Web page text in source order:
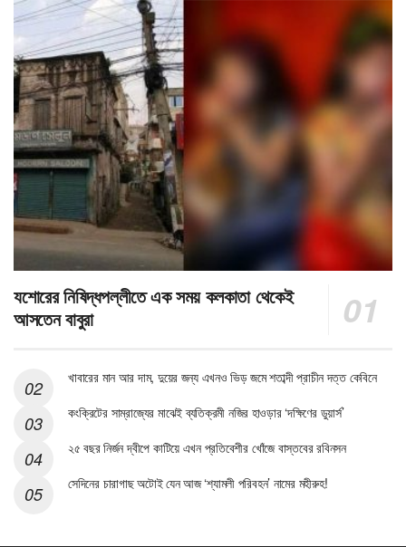
যশোরের নিষিদ্ধপল্লীতে এক সময় কলকাতা থেকেই
আসতেন বাবুরা
খাবারের মান আর দাম, দুয়ের জন্য এখনও ভিড় জমে শতাব্দী প্রাচীন দত্ত কেবিনে
কংক্রিটের সাম্রাজ্যের মাঝেই ব্যতিক্রমী নজির হাওড়ার ‘দক্ষিণের ডুয়ার্স’
২৫ বছর নির্জন দ্বীপে কাটিয়ে এখন প্রতিবেশীর খোঁজে বাস্তবের রবিনসন
সেদিনের চারাগাছ অটোই যেন আজ ‘শ্যামলী পরিবহন’ নামের মহীরুহ!